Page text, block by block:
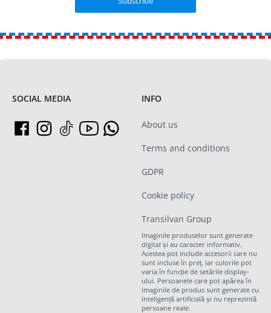
SOCIAL MEDIA INFO
About us
Terms and conditions
GDPR
Cookie policy
Transilvan Group
Imaginile produselor sunt generate
digital și au caracter informativ.
Acestea pot include accesorii care nu
sunt incluse în preț, iar culorile pot
varia în funcție de setările display-
ului. Persoanele care pot apărea în
imaginile de produs sunt generate cu
inteligență artificială și nu reprezintă
persoane reale.